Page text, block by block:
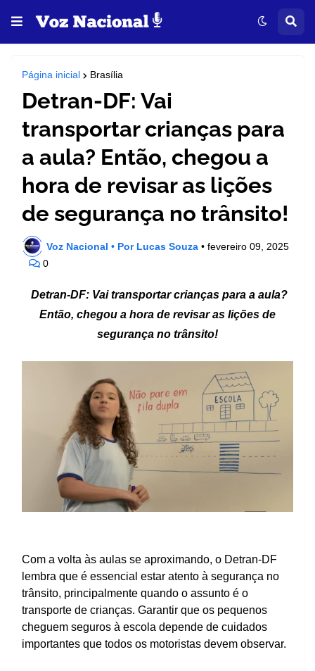
Página inicial Brasília
Detran-DF: Vai
transportar crianças para
a aula? Então, chegou a
hora de revisar as lições
de segurança no trânsito!
Voz Nacional • Por Lucas Souza • fevereiro 09, 2025
0
Detran-DF: Vai transportar crianças para a aula?
Então, chegou a hora de revisar as lições de
segurança no trânsito!
Com a volta às aulas se aproximando, o Detran-DF
lembra que é essencial estar atento à segurança no
trânsito, principalmente quando o assunto é o
transporte de crianças. Garantir que os pequenos
cheguem seguros à escola depende de cuidados
importantes que todos os motoristas devem observar.